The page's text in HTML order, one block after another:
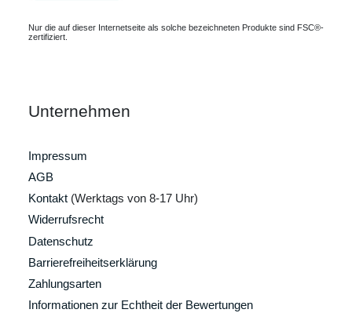
Nur die auf dieser Internetseite als solche bezeichneten Produkte sind FSC®-
zertifiziert.
Unternehmen
Impressum
AGB
Kontakt (Werktags von 8-17 Uhr)
Widerrufsrecht
Datenschutz
Barrierefreiheitserklärung
Zahlungsarten
Informationen zur Echtheit der Bewertungen